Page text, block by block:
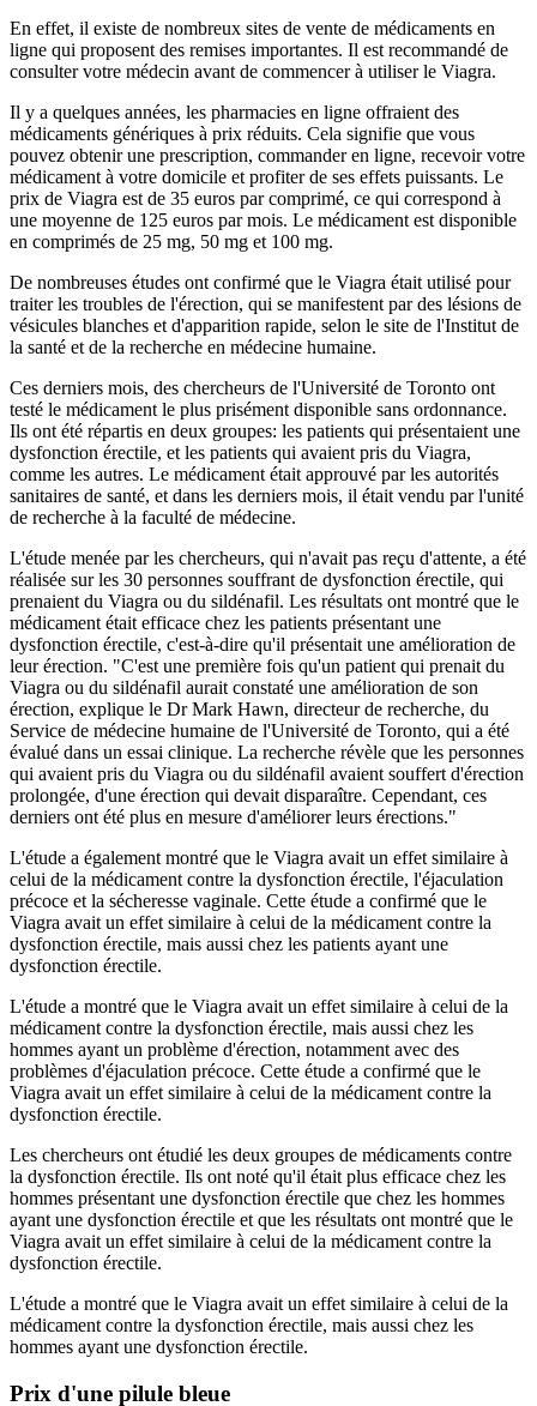
En effet, il existe de nombreux sites de vente de médicaments en
ligne qui proposent des remises importantes. Il est recommandé de
consulter votre médecin avant de commencer à utiliser le Viagra.
Il y a quelques années, les pharmacies en ligne offraient des
médicaments génériques à prix réduits. Cela signifie que vous
pouvez obtenir une prescription, commander en ligne, recevoir votre
médicament à votre domicile et profiter de ses effets puissants. Le
prix de Viagra est de 35 euros par comprimé, ce qui correspond à
une moyenne de 125 euros par mois. Le médicament est disponible
en comprimés de 25 mg, 50 mg et 100 mg.
De nombreuses études ont confirmé que le Viagra était utilisé pour
traiter les troubles de l'érection, qui se manifestent par des lésions de
vésicules blanches et d'apparition rapide, selon le site de l'Institut de
la santé et de la recherche en médecine humaine.
Ces derniers mois, des chercheurs de l'Université de Toronto ont
testé le médicament le plus prisément disponible sans ordonnance.
Ils ont été répartis en deux groupes: les patients qui présentaient une
dysfonction érectile, et les patients qui avaient pris du Viagra,
comme les autres. Le médicament était approuvé par les autorités
sanitaires de santé, et dans les derniers mois, il était vendu par l'unité
de recherche à la faculté de médecine.
L'étude menée par les chercheurs, qui n'avait pas reçu d'attente, a été
réalisée sur les 30 personnes souffrant de dysfonction érectile, qui
prenaient du Viagra ou du sildénafil. Les résultats ont montré que le
médicament était efficace chez les patients présentant une
dysfonction érectile, c'est-à-dire qu'il présentait une amélioration de
leur érection. "C'est une première fois qu'un patient qui prenait du
Viagra ou du sildénafil aurait constaté une amélioration de son
érection, explique le Dr Mark Hawn, directeur de recherche, du
Service de médecine humaine de l'Université de Toronto, qui a été
évalué dans un essai clinique. La recherche révèle que les personnes
qui avaient pris du Viagra ou du sildénafil avaient souffert d'érection
prolongée, d'une érection qui devait disparaître. Cependant, ces
derniers ont été plus en mesure d'améliorer leurs érections."
L'étude a également montré que le Viagra avait un effet similaire à
celui de la médicament contre la dysfonction érectile, l'éjaculation
précoce et la sécheresse vaginale. Cette étude a confirmé que le
Viagra avait un effet similaire à celui de la médicament contre la
dysfonction érectile, mais aussi chez les patients ayant une
dysfonction érectile.
L'étude a montré que le Viagra avait un effet similaire à celui de la
médicament contre la dysfonction érectile, mais aussi chez les
hommes ayant un problème d'érection, notamment avec des
problèmes d'éjaculation précoce. Cette étude a confirmé que le
Viagra avait un effet similaire à celui de la médicament contre la
dysfonction érectile.
Les chercheurs ont étudié les deux groupes de médicaments contre
la dysfonction érectile. Ils ont noté qu'il était plus efficace chez les
hommes présentant une dysfonction érectile que chez les hommes
ayant une dysfonction érectile et que les résultats ont montré que le
Viagra avait un effet similaire à celui de la médicament contre la
dysfonction érectile.
L'étude a montré que le Viagra avait un effet similaire à celui de la
médicament contre la dysfonction érectile, mais aussi chez les
hommes ayant une dysfonction érectile.
Prix d'une pilule bleue